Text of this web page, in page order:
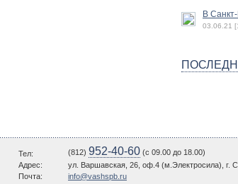
В
03.06.21
Тел: (812) 952-40-60 (c 09.00 до 18.00)
Адрес:
ул. Варшавская, 26, оф.4 (м.Электросила), г.
Почта:
info@vashspb.ru